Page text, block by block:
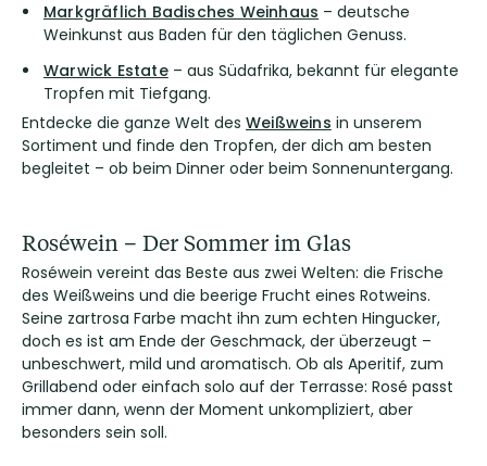
Markgräflich Badisches Weinhaus – deutsche
Weinkunst aus Baden für den täglichen Genuss.
Warwick Estate– aus Südafrika, bekannt für elegante
Tropfen mit Tiefgang.
Entdecke die ganze Welt des Weißweins in unserem
Sortiment und finde den Tropfen, der dich am besten
begleitet – ob beim Dinner oder beim Sonnenuntergang.
Roséwein – Der Sommer im Glas
Roséwein vereint das Beste aus zwei Welten: die Frische
des Weißweins und die beerige Frucht eines Rotweins.
Seine zartrosa Farbe macht ihn zum echten Hingucker,
doch es ist am Ende der Geschmack, der überzeugt –
unbeschwert, mild und aromatisch. Ob als Aperitif, zum
Grillabend oder einfach solo auf der Terrasse: Rosé passt
immer dann, wenn der Moment unkompliziert, aber
besonders sein soll.